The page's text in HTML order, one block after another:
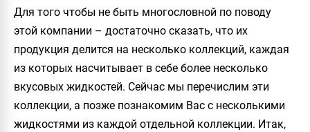
Для того чтобы не быть многословной по поводу
этой компании – достаточно сказать, что их
продукция делится на несколько коллекций, каждая
из которых насчитывает в себе более несколько
вкусовых жидкостей. Сейчас мы перечислим эти
коллекции, а позже познакомим Вас с несколькими
жидкостями из каждой отдельной коллекции. Итак,